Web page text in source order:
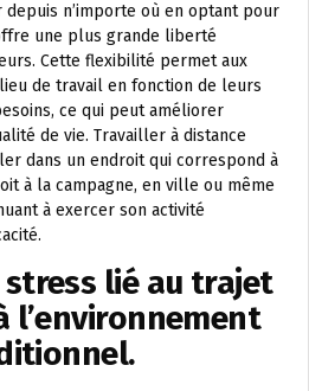
n’importe où en optant pour
une plus grande liberté
Cette flexibilité permet aux
de travail en fonction de leurs
ce qui peut améliorer
de vie. Travailler à distance
dans un endroit qui correspond à
à la campagne, en ville ou même
à exercer son activité
lié au trajet
l’environnement